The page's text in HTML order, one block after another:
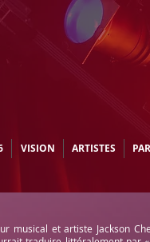
VISION ARTISTES
musical et artiste Jackson